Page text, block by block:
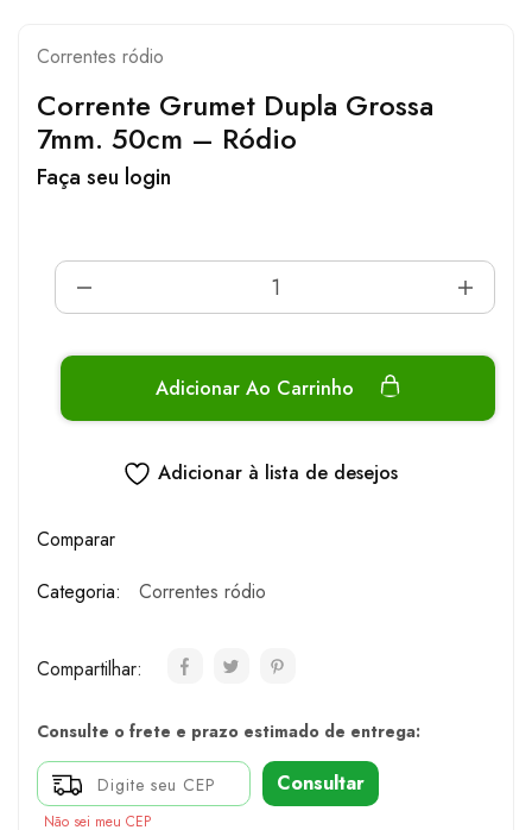
Correntes ródio
Corrente Grumet Dupla Grossa
7mm. 50cm – Ródio
Faça seu login
Adicionar Ao Carrinho
Adicionar à lista de desejos
Comparar
Categoria:
Correntes ródio
Compartilhar:
Consulte o frete e prazo estimado de entrega:
Consultar
Não sei meu CEP